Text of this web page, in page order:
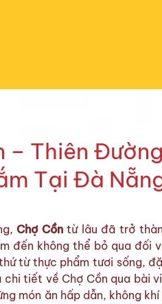
– Thiên
Tại Đà
Chợ Cồntừ lâu đã trở
đến không thể bỏ qua đối
từ thực phẩm tươi sống,
chi tiết về Chợ Cồn qua bài
món ăn hấp dẫn, không